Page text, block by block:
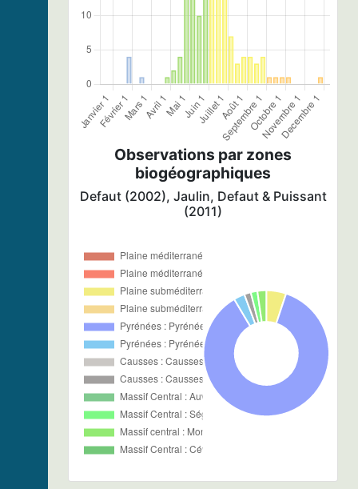
Observations par zones
biogéographiques
Defaut (2002), Jaulin, Defaut & Puissant
(2011)